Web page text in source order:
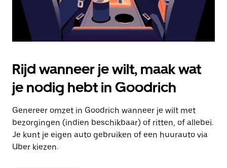
Rijd wanneer je wilt, maak wat
je nodig hebt in Goodrich
Genereer omzet in Goodrich wanneer je wilt met
bezorgingen (indien beschikbaar) of ritten, of allebei.
Je kunt je eigen auto gebruiken of een huurauto via
Uber kiezen.